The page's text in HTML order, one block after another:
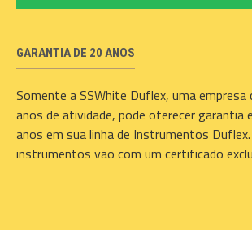
GARANTIA DE 20 ANOS
Somente a SSWhite Duflex, uma empresa
anos de atividade, pode oferecer garantia
anos em sua linha de Instrumentos
instrumentos vão com um certificado